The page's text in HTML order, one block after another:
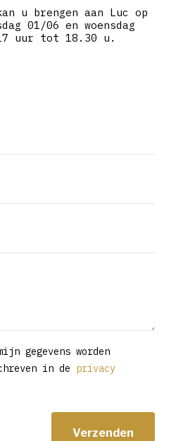
u brengen aan Luc op
01/06 en woensdag
uur tot 18.30 u.
gegevens worden
in de privacy